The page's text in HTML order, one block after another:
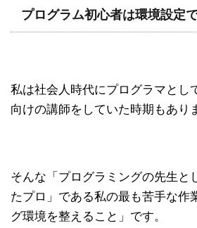
プログラム初心者は環境設定
私は社会人時代にプログラマとし
向けの講師をしていた時期もあり
そんな「プログラミングの先生と
たプロ」である私の最も苦手な作
グ環境を整えること」です。